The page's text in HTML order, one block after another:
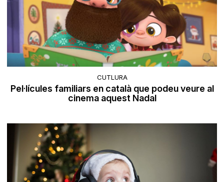
CUTLURA
Pel·lícules familiars en català que podeu veure al
cinema aquest Nadal